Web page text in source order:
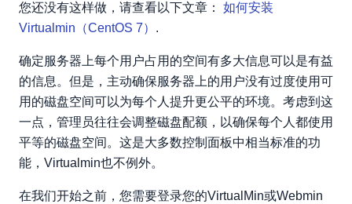
您还没有这样做，请查看以下文章： 如何安装
Virtualmin（CentOS 7） .
确定服务器上每个用户占用的空间有多大信息可以是有益
的信息。但是，主动确保服务器上的用户没有过度使用可
用的磁盘空间可以为每个人提升更公平的环境。考虑到这
一点，管理员往往会调整磁盘配额，以确保每个人都使用
平等的磁盘空间。这是大多数控制面板中相当标准的功
能，Virtualmin也不例外。
在我们开始之前，您需要登录您的VirtualMin或Webmin